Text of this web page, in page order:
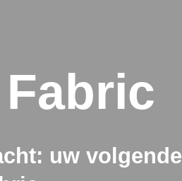
uw volgende